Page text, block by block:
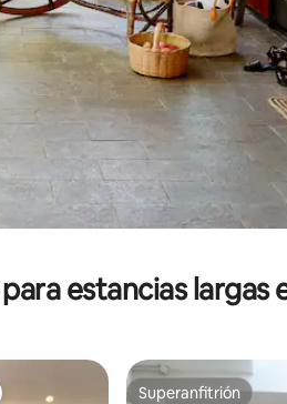
estancias largas
Superanfitrión